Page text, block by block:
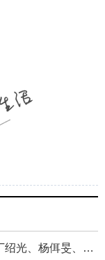
· 色彩之外 Au delà de la polychromie：丁绍光、杨佴旻、Alain Cardenas·Castro巴黎展